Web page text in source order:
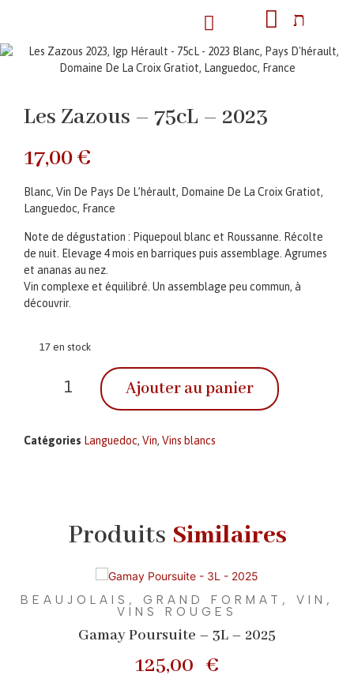
Les Zazous – 75cL – 2023
17,00€
Blanc, Vin De Pays De L’hérault, Domaine De La Croix Gratiot,
Languedoc, France
Note de dégustation : Piquepoul blanc et Roussanne. Récolte
de nuit. Elevage 4 mois en barriques puis assemblage. Agrumes
et ananas au nez.
Vin complexe et équilibré. Un assemblage peu commun, à
découvrir.
17 en stock
Ajouter au panier
Catégories Languedoc, Vin, Vins blancs
Produits Similaires
BEAUJOLAIS , GRAND FORMAT , VIN ,
VINS ROUGES
Gamay Poursuite – 3L – 2025
125,00 €